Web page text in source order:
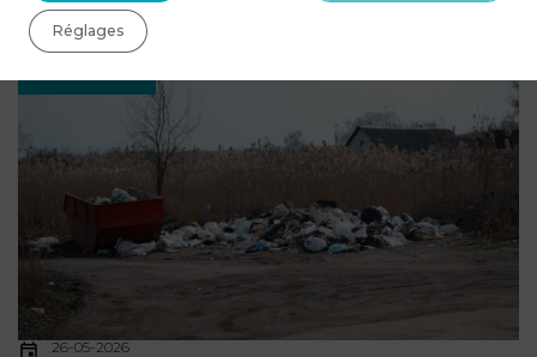
par les dispositions ...
26-05-2026
Réglages